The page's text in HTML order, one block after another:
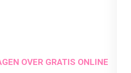
OVER GRATIS ONLINE